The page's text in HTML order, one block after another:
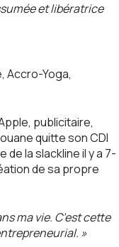
et libératrice
Accro-Yoga,
publicitaire,
quitte son CDI
la slackline il y a 7-
de sa propre
ma vie. C’est cette
»